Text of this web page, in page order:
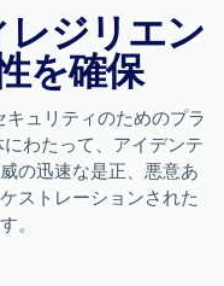
ジリエン
を確保
ュリティのためのプラ
わたって、アイデンテ
の迅速な是正、悪意あ
ストレーションされた
。